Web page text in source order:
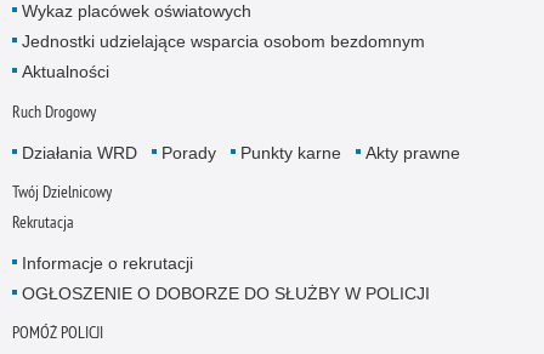
Wykaz placówek oświatowych
Jednostki udzielające wsparcia osobom bezdomnym
Aktualności
Ruch Drogowy
Działania WRD Porady Punkty karne Akty prawne
Twój Dzielnicowy
Rekrutacja
Informacje o rekrutacji
OGŁOSZENIE O DOBORZE DO SŁUŻBY W POLICJI
POMÓŻ POLICJI